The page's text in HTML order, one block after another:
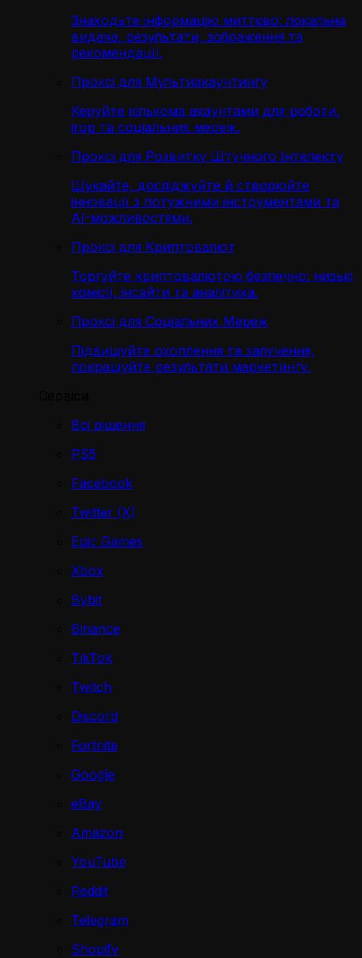
Знаходьте інформацію миттєво: локальна
видача, результати, зображення та
рекомендації.
Проксі для Мультиакаунтингу
Керуйте кількома акаунтами для роботи,
ігор та соціальних мереж.
Проксі для Розвитку Штучного Інтелекту
Шукайте, досліджуйте й створюйте
інновації з потужними інструментами та
AI-можливостями.
Проксі для Криптовалют
Торгуйте криптовалютою безпечно: низькі
комісії, інсайти та аналітика.
Проксі для Соціальних Мереж
Підвищуйте охоплення та залучення,
покращуйте результати маркетингу.
Всі рішення
PS5
Facebook
Twitter (X)
Epic Games
Xbox
Bybit
Binance
TikTok
Twitch
Discord
Fortnite
Google
eBay
Amazon
YouTube
Reddit
Telegram
Shopify